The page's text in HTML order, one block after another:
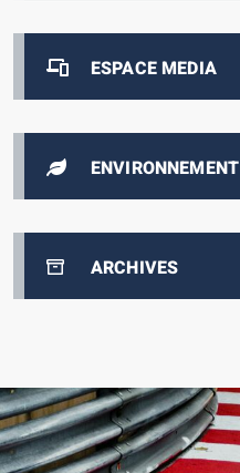
ESPACE MEDIA
ENVIRONNEMENT
ARCHIVES